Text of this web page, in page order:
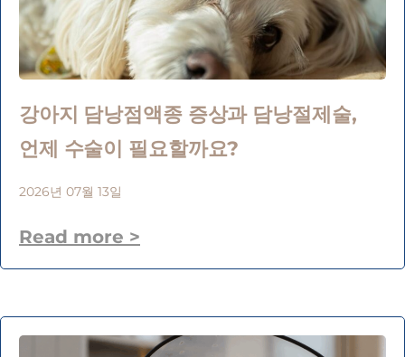
강아지 담낭점액종 증상과 담낭절제술,
언제 수술이 필요할까요?
2026년 07월 13일
Read more >